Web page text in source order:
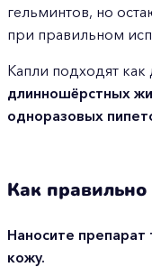
гельминтов, но
при правильном
Капли подходят как
длинношёрстных
одноразовых
Как правильно
Наносите
кожу.